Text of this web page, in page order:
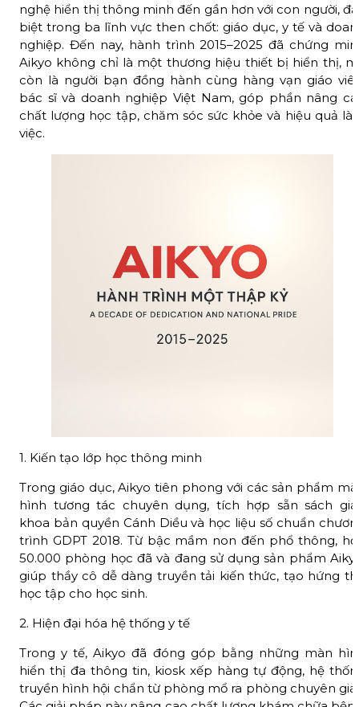
nghệ hiển thị thông minh đến gần hơn với con người,
biệt trong ba lĩnh vực then chốt: giáo dục, y tế và
nghiệp. Đến nay, hành trình 2015–2025 đã chứng
Aikyo không chỉ là một thương hiệu thiết bị hiển thị,
còn là người bạn đồng hành cùng hàng vạn giáo
bác sĩ và doanh nghiệp Việt Nam, góp phần nâng
chất lượng học tập, chăm sóc sức khỏe và hiệu quả
việc.
1. Kiến tạo lớp học thông minh
Trong giáo dục, Aikyo tiên phong với các sản phẩm
hình tương tác chuyên dụng, tích hợp sẵn sách
khoa bản quyền Cánh Diều và học liệu số chuẩn
trình GDPT 2018. Từ bậc mầm non đến phổ thông,
50.000 phòng học đã và đang sử dụng sản phẩm
giúp thầy cô dễ dàng truyền tải kiến thức, tạo hứng
học tập cho học sinh.
2. Hiện đại hóa hệ thống y tế
Trong y tế, Aikyo đã đóng góp bằng những màn
hiển thị đa thông tin, kiosk xếp hàng tự động, hệ
truyền hình hội chẩn từ phòng mổ ra phòng chuyên